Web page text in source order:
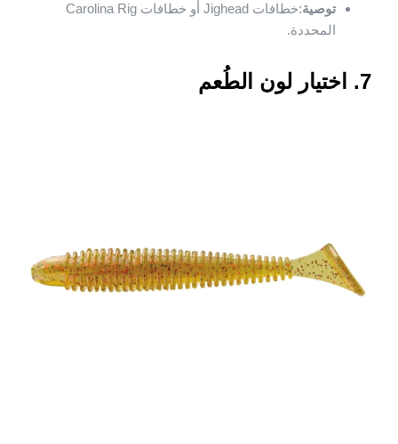
توصية
:خطافات Jighead أو خطافات Carolina Rig
المحددة.
7. اختيار لون الطُعم